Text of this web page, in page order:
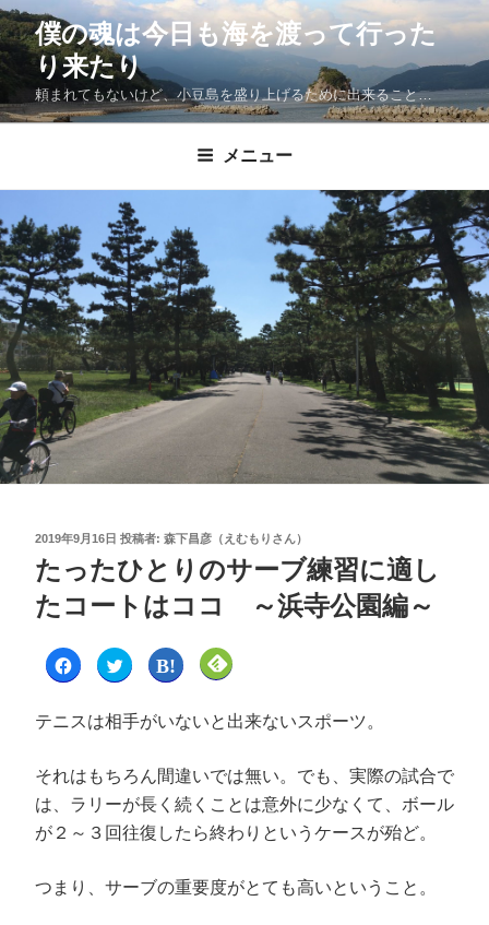
僕の魂は今日も海を渡って行った
り来たり
頼まれてもないけど、小豆島を盛り上げるために出来ること…
メニュー
2019年9月16日 投稿者: 森下昌彦（えむもりさん）
たったひとりのサーブ練習に適し
たコートはココ ～浜寺公園編～
F
a
b
o
で
共
す
る
に
ッ
ク
ク
リ
し
て
i
t
e
r
で
共
新
ク
リ
し
て
な
ブ
ッ
ク
マ
ー
ク
有
(
ク
リ
し
て
e
d
y
で
購
読
し
い
テニスは相手がいないと出来ないスポーツ。
それはもちろん間違いでは無い。でも、実際の試合で
は、ラリーが長く続くことは意外に少なくて、ボール
が２～３回往復したら終わりというケースが殆ど。
つまり、サーブの重要度がとても高いということ。